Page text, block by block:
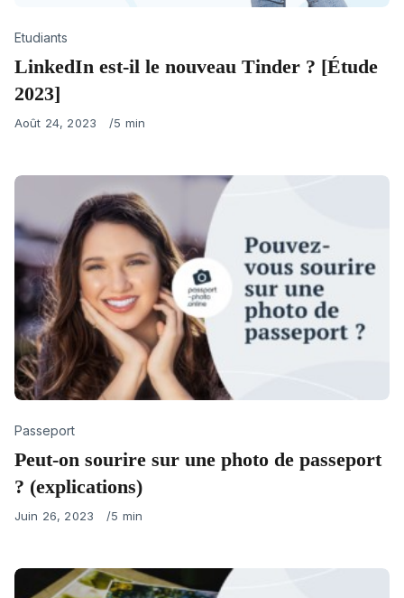
Category
Etudiants
LinkedIn est-il le nouveau Tinder ? [Étude
2023]
Published
Août 24, 2023 5 min
Category
Passeport
Peut-on sourire sur une photo de passeport
? (explications)
Published
Juin 26, 2023 5 min